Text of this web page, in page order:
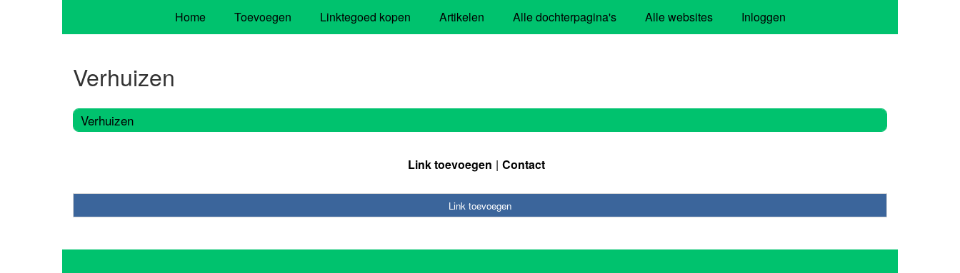
Home Toevoegen Linktegoed kopen Artikelen Alle dochterpagina's Alle websites Inloggen
Verhuizen
Verhuizen
Link toevoegen Contact
Link toevoegen